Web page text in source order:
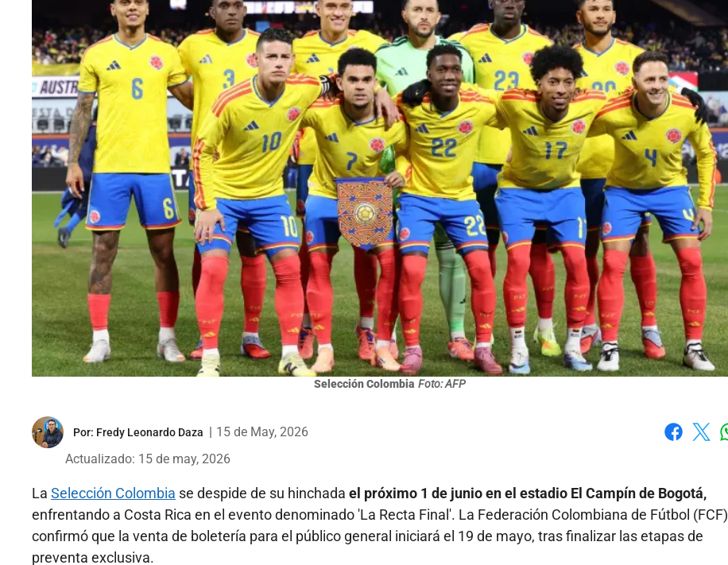
Selección Colombia Foto: AFP
Por: Fredy Leonardo Daza | 15 de May, 2026
Actualizado: 15 de may, 2026
La Selección Colombia se despide de su hinchada el próximo 1 de junio en el estadio El Campín de Bogotá,
enfrentando a Costa Rica en el evento denominado 'La Recta Final'. La Federación Colombiana de Fútbol (FCF)
confirmó que la venta de boletería para el público general iniciará el 19 de mayo, tras finalizar las etapas de
preventa exclusiva.